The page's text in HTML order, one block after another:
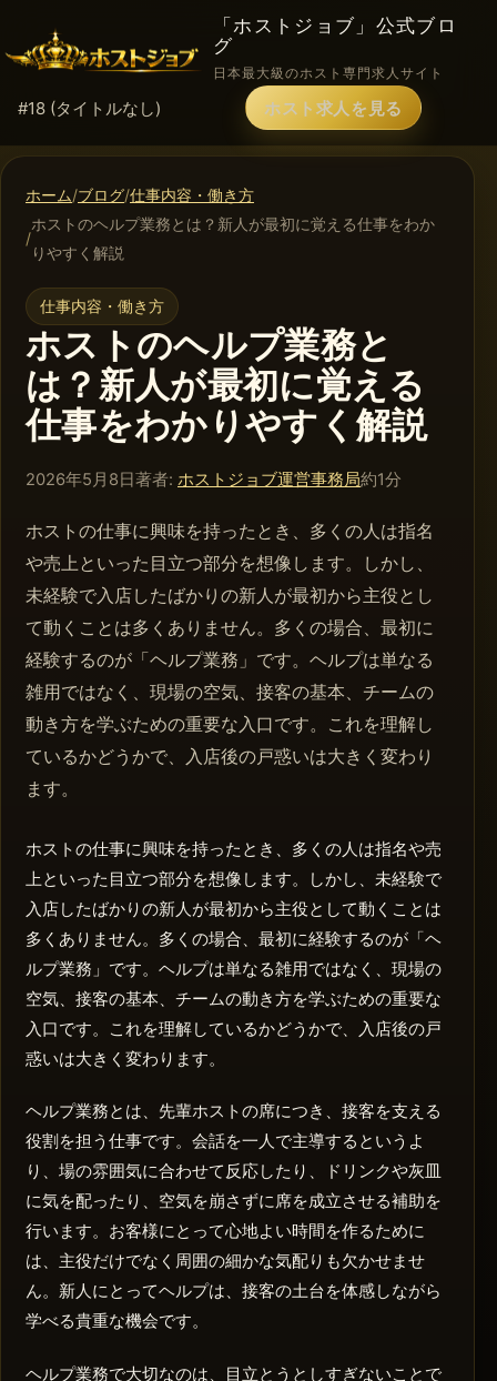
「ホストジョブ」公式ブロ
グ
日本最大級のホスト専門求人サイト
#18 (タイトルなし) ホスト求人を見る
ホーム ブログ 仕事内容・働き方
ホストのヘルプ業務とは？新人が最初に覚える仕事をわか
りやすく解説
仕事内容・働き方
ホストのヘルプ業務と
は？新人が最初に覚える
仕事をわかりやすく解説
2026年5月8日著者: ホストジョブ運営事務局約1分
ホストの仕事に興味を持ったとき、多くの人は指名
や売上といった目立つ部分を想像します。しかし、
未経験で入店したばかりの新人が最初から主役とし
て動くことは多くありません。多くの場合、最初に
経験するのが「ヘルプ業務」です。ヘルプは単なる
雑用ではなく、現場の空気、接客の基本、チームの
動き方を学ぶための重要な入口です。これを理解し
ているかどうかで、入店後の戸惑いは大きく変わり
ます。
ホストの仕事に興味を持ったとき、多くの人は指名や売
上といった目立つ部分を想像します。しかし、未経験で
入店したばかりの新人が最初から主役として動くことは
多くありません。多くの場合、最初に経験するのが「ヘ
ルプ業務」です。ヘルプは単なる雑用ではなく、現場の
空気、接客の基本、チームの動き方を学ぶための重要な
入口です。これを理解しているかどうかで、入店後の戸
惑いは大きく変わります。
ヘルプ業務とは、先輩ホストの席につき、接客を支える
役割を担う仕事です。会話を一人で主導するというよ
り、場の雰囲気に合わせて反応したり、ドリンクや灰皿
に気を配ったり、空気を崩さずに席を成立させる補助を
行います。お客様にとって心地よい時間を作るために
は、主役だけでなく周囲の細かな気配りも欠かせませ
ん。新人にとってヘルプは、接客の土台を体感しながら
学べる貴重な機会です。
ヘルプ業務で大切なのは、目立とうとしすぎないことで